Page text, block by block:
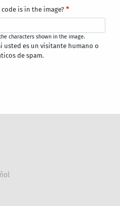
code is in the image?
characters shown in the image.
usted es un visitante humano o
de spam.